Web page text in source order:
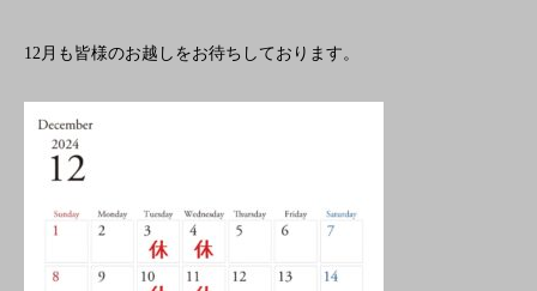
12月も皆様のお越しをお待ちしております。